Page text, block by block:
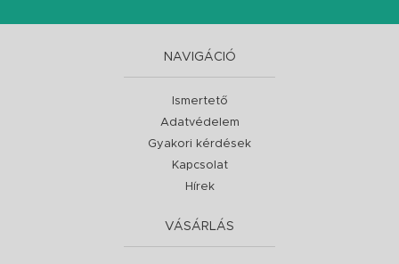
NAVIGÁCIÓ
Ismertető
Adatvédelem
Gyakori kérdések
Kapcsolat
Hírek
VÁSÁRLÁS